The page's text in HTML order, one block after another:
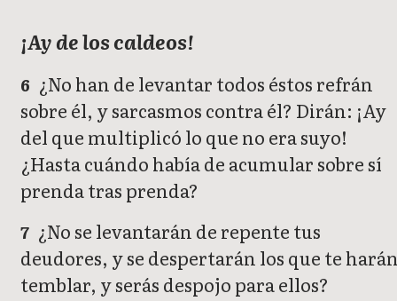
¡Ay de los caldeos!
6 ¿No han de levantar todos éstos refrán
sobre él, y sarcasmos contra él? Dirán: ¡Ay
del que multiplicó lo que no era suyo!
¿Hasta cuándo había de acumular sobre sí
prenda tras prenda?
7 ¿No se levantarán de repente tus
deudores, y se despertarán los que te
temblar, y serás despojo para ellos?